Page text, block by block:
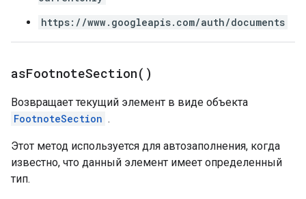
https://www.googleapis.com/auth/documents
asFootnoteSection( )
Возвращает текущий элемент в виде объекта
FootnoteSection .
Этот метод используется для автозаполнения, когда
известно, что данный элемент имеет определенный
тип.